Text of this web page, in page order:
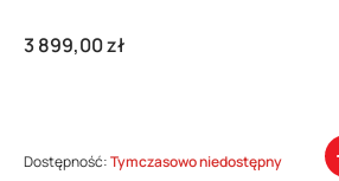
Cena
3 899,00 zł
Dostępność:Tymczasowo niedostępny